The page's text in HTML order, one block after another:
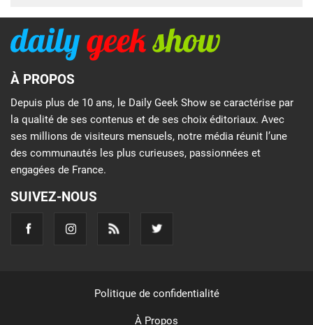
À PROPOS
Depuis plus de 10 ans, le Daily Geek Show se caractérise par
la qualité de ses contenus et de ses choix éditoriaux. Avec
ses millions de visiteurs mensuels, notre média réunit l’une
des communautés les plus curieuses, passionnées et
engagées de France.
SUIVEZ-NOUS
Politique de confidentialité
À Propos